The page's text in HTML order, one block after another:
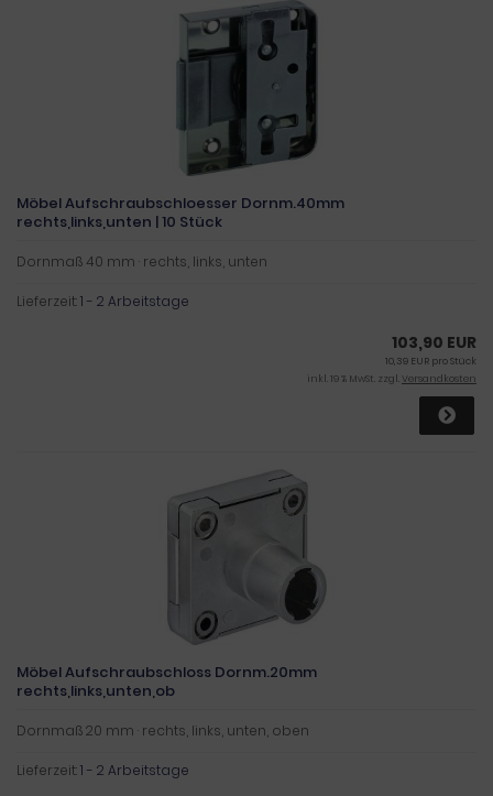
Möbel Aufschraubschloesser Dornm.40mm
rechts,links,unten | 10 Stück
Dornmaß 40 mm · rechts, links, unten
Lieferzeit:1 - 2 Arbeitstage
103,90 EUR
10,39 EUR pro Stück
inkl. 19 % MwSt. zzgl.Versandkosten
Möbel Aufschraubschloss Dornm.20mm
rechts,links,unten,ob
Dornmaß 20 mm · rechts, links, unten, oben
Lieferzeit:1 - 2 Arbeitstage